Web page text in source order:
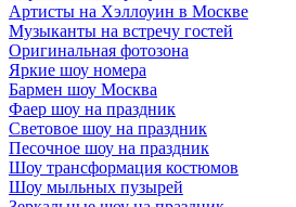
Артисты на Хэллоуин в Москве
Музыканты на встречу гостей
Оригинальная фотозона
Яркие шоу номера
Бармен шоу Москва
Фаер шоу на праздник
Световое шоу на праздник
Песочное шоу на праздник
Шоу трансформация костюмов
Шоу мыльных пузырей